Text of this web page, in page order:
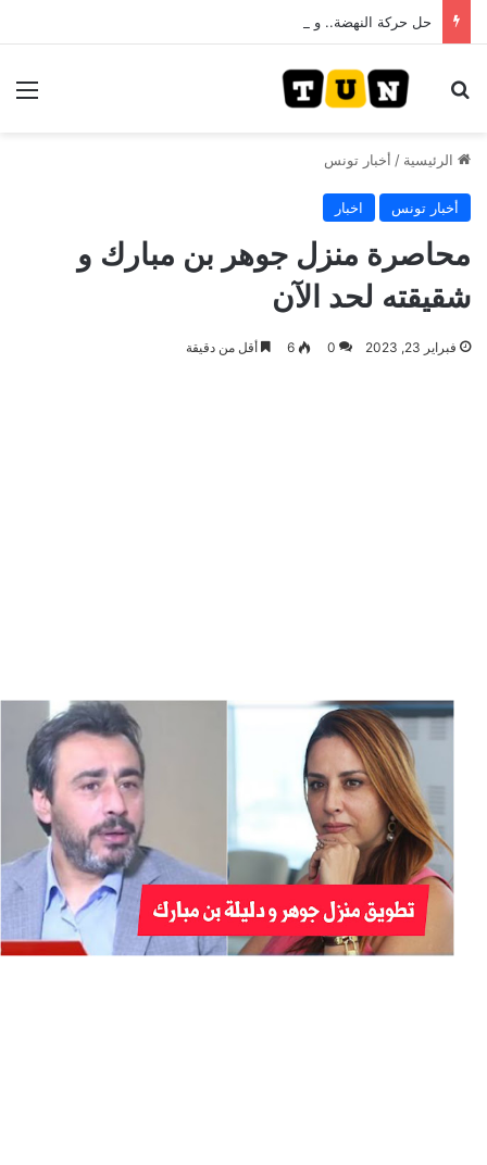
بحث عن
الرئيسية / أخبار تونس
أخبار تونس اخبار
محاصرة منزل جوهر بن مبارك و
شقيقته لحد الآن
فبراير 23, 2023 0
6 أقل من دقيقة